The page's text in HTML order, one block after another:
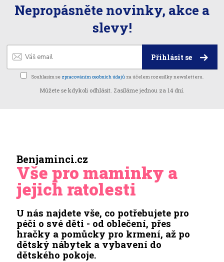
Nepropásněte novinky, akce a
slevy!
Přihlásit se
Souhlasím se zpracováním osobních údajů za účelem rozesílky newsletteru.
Můžete se kdykoli odhlásit. Zasíláme jednou za 14 dní.
Benjaminci.cz
Vše pro maminky a
jejich ratolesti
U nás najdete vše, co potřebujete pro
péči o své děti - od oblečení, přes
hračky a pomůcky pro krmení, až po
dětský nábytek a vybavení do
dětského pokoje.